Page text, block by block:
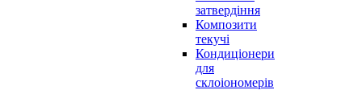
затвердіння
Композити
текучі
Кондиціонери
для
склоіономерів